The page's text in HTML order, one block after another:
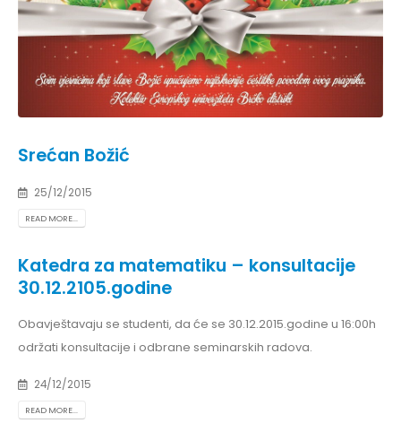
Srećan Božić
25/12/2015
READ MORE...
Katedra za matematiku – konsultacije
30.12.2105.godine
Obavještavaju se studenti, da će se 30.12.2015.godine u 16:00h
održati konsultacije i odbrane seminarskih radova.
24/12/2015
READ MORE...